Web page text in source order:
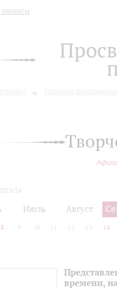
24
Июль Август
8 9 10 12 13 14
времени,